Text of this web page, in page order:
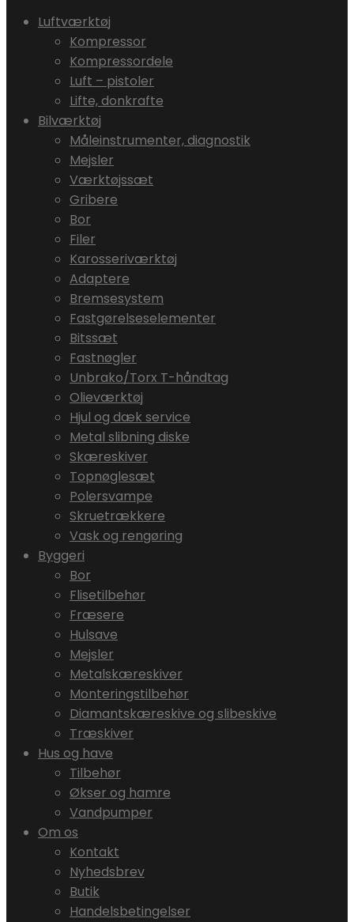
Luftværktøj
Kompressor
Kompressordele
Luft – pistoler
Lifte, donkrafte
Bilværktøj
Måleinstrumenter, diagnostik
Mejsler
Værktøjssæt
Gribere
Bor
Filer
Karosseriværktøj
Adaptere
Bremsesystem
Fastgørelseselementer
Bitssæt
Fastnøgler
Unbrako/Torx T-håndtag
Olieværktøj
Hjul og dæk service
Metal slibning diske
Skæreskiver
Topnøglesæt
Polersvampe
Skruetrækkere
Vask og rengøring
Byggeri
Bor
Flisetilbehør
Fræsere
Hulsave
Mejsler
Metalskæreskiver
Monteringstilbehør
Diamantskæreskive og slibeskive
Træskiver
Hus og have
Tilbehør
Økser og hamre
Vandpumper
Om os
Kontakt
Nyhedsbrev
Butik
Handelsbetingelser